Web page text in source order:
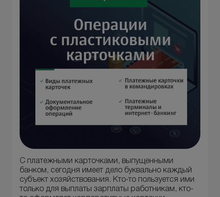
С платежными карточками, выпущенными
банком, сегодня имеет дело буквально каждый
субъект хозяйствования. Кто-то пользуется ими
только для выплаты зарплаты работникам, кто-